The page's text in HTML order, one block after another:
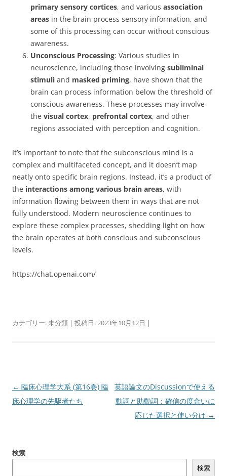
primary sensory cortices, and various association
areas in the brain process sensory information, and
some of this processing can occur without conscious
awareness.
Unconscious Processing: Various studies in
neuroscience, including those involving subliminal
stimuli and masked priming, have shown that the
brain can process information below the threshold of
conscious awareness. These processes may involve
the visual cortex, prefrontal cortex, and other
regions associated with perception and cognition.
It’s important to note that the subconscious mind is a
complex and multifaceted concept, and it doesn’t map
neatly onto specific brain regions. Instead, it’s a product of
the interactions among various brain areas, with
information flowing between them in ways that are not
fully understood. Modern neuroscience continues to
explore these complex processes, shedding light on how
the brain operates at both conscious and subconscious
levels.
https://chat.openai.com/
カテゴリー:未分類 | 投稿日:2023年10月12日 |
投
稿
ー
← 臨床心理学大系 (第16巻) 臨
床心理学の先駆者たち
英語論文のDiscussionで使える
動詞と助動詞：確信の度合いに
応じた選択と使い分け →
検索
検索